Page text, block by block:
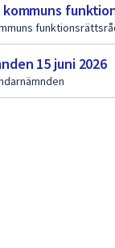
15 juni 2026